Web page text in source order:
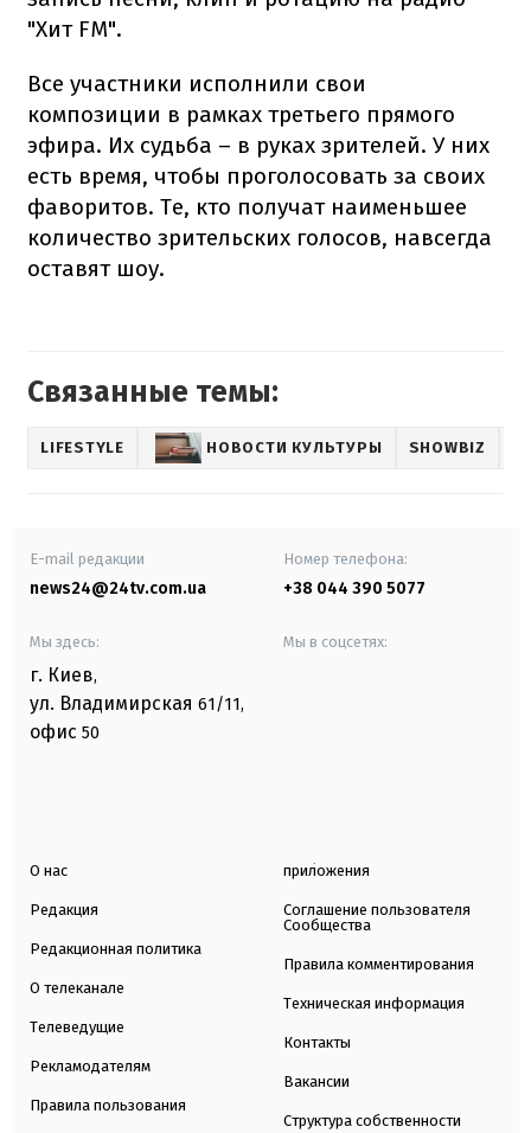
"Хит FM".
Все участники исполнили свои
композиции в рамках третьего прямого
эфира. Их судьба – в руках зрителей. У них
есть время, чтобы проголосовать за своих
фаворитов. Те, кто получат наименьшее
количество зрительских голосов, навсегда
оставят шоу.
Связанные темы:
LIFESTYLE НОВОСТИ КУЛЬТУРЫ SHOWBIZ
E-mail редакции
news24@24tv.com.ua
Номер телефона:
+38 044 390 5077
Мы здесь:
г. Киев,
ул. Владимирская 61/11,
офис 50
Мы в соцсетях:
О нас
Редакция
Редакционная политика
О телеканале
Телеведущие
Рекламодателям
Правила пользования
приложения
Соглашение пользователя
Сообщества
Правила комментирования
Техническая информация
Контакты
Вакансии
Структура собственности